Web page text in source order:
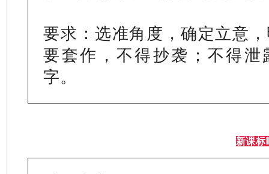
要求：选准角度，确定立意
要套作，不得抄袭；不得
字。
新课标